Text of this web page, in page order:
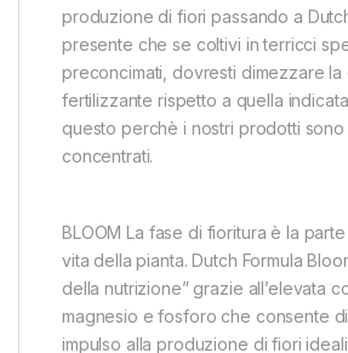
produzione di fiori passando a
presente che se coltivi in terricci
preconcimati, dovresti dimezzare la
fertilizzante rispetto a quella indicata
questo perchè i nostri prodotti sono
concentrati.
BLOOM La fase di fioritura è la
vita della pianta. Dutch Formula
della nutrizione” grazie all’elevata
magnesio e fosforo che consente
impulso alla produzione di fiori